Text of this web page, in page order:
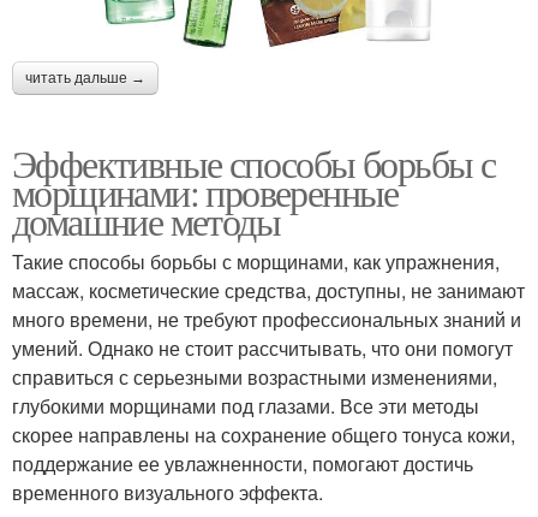
читать дальше →
Эффективные способы борьбы с
морщинами: проверенные
домашние методы
Такие способы борьбы с морщинами, как упражнения,
массаж, косметические средства, доступны, не занимают
много времени, не требуют профессиональных знаний и
умений. Однако не стоит рассчитывать, что они помогут
справиться с серьезными возрастными изменениями,
глубокими морщинами под глазами. Все эти методы
скорее направлены на сохранение общего тонуса кожи,
поддержание ее увлажненности, помогают достичь
временного визуального эффекта.